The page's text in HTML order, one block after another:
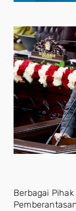
Berbagai